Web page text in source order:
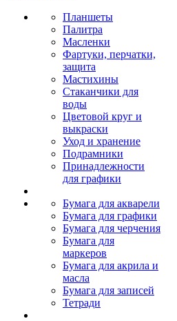
Планшеты
Палитра
Масленки
Фартуки, перчатки,
защита
Мастихины
Стаканчики для
воды
Цветовой круг и
выкраски
Уход и хранение
Подрамники
Принадлежности
для графики
Бумага для акварели
Бумага для графики
Бумага для черчения
Бумага для
маркеров
Бумага для акрила и
масла
Бумага для записей
Тетради